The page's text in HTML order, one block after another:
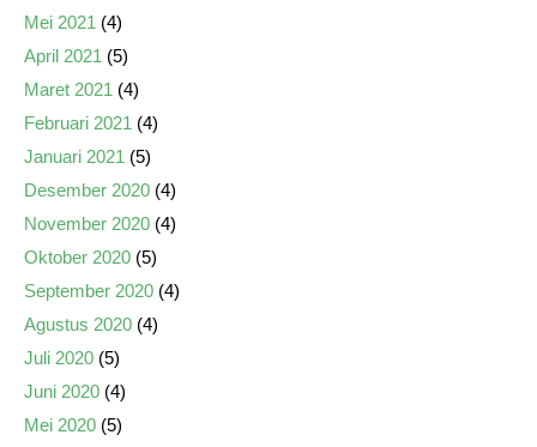
Mei 2021 (4)
April 2021 (5)
Maret 2021 (4)
Februari 2021 (4)
Januari 2021 (5)
Desember 2020 (4)
November 2020 (4)
Oktober 2020 (5)
September 2020 (4)
Agustus 2020 (4)
Juli 2020 (5)
Juni 2020 (4)
Mei 2020 (5)